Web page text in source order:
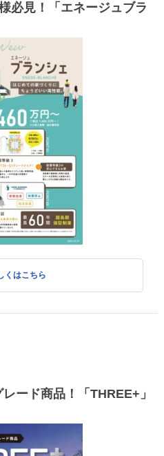
必見！「エネージュブラ
くはこちら
ード商品！「THREE+」